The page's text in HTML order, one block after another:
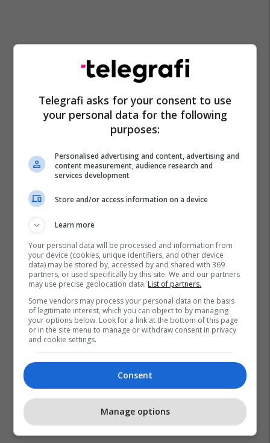
Telegrafi asks for your consent to use
your personal data for the following
purposes:
Personalised advertising and content, advertising and
content measurement, audience research and
services development
Store and/or access information on a device
Learn more
Your personal data will be processed and information from
your device (cookies, unique identifiers, and other device
data) may be stored by, accessed by and shared with 369
partners, or used specifically by this site. We and our partners
may use precise geolocation data. List of partners.
Some vendors may process your personal data on the basis
of legitimate interest, which you can object to by managing
your options below. Look for a link at the bottom of this page
or in the site menu to manage or withdraw consent in privacy
and cookie settings.
Consent
Manage options